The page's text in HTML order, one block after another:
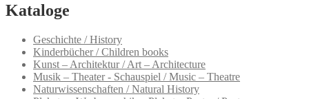
Kataloge
Geschichte / History
Kinderbücher / Children books
Kunst – Architektur / Art – Architecture
Musik – Theater - Schauspiel / Music – Theatre
Naturwissenschaften / Natural History